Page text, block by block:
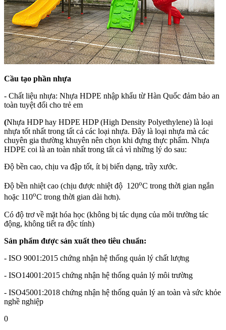
Cầu tạo phần nhựa
- Chất liệu nhựa: Nhựa HDPE nhập khẩu từ Hàn Quốc đảm bảo an
toàn tuyệt đối cho trẻ em
(Nhựa HDP hay HDPE HDP (High Density Polyethylene) là loại
nhựa tốt nhất trong tất cả các loại nhựa. Đây là loại nhựa mà các
chuyên gia thường khuyên nên chọn khi đựng thực phẩm. Nhựa
HDPE coi là an toàn nhất trong tất cả vì những lý do sau:
Độ bền cao, chịu va đập tốt, ít bị biến dạng, trầy xước.
Độ bền nhiệt cao (chịu được nhiệt độ 120oC trong thời gian ngắn
hoặc 110oC trong thời gian dài hơn).
Có độ trơ về mặt hóa học (không bị tác dụng của môi trường tác
động, không tiết ra độc tính)
Sản phẩm được sản xuất theo tiêu chuẩn:
- ISO 9001:2015 chứng nhận hệ thống quản lý chất lượng
- ISO14001:2015 chứng nhận hệ thống quản lý môi trường
- ISO45001:2018 chứng nhận hệ thống quản lý an toàn và sức khỏe
nghề nghiệp
0